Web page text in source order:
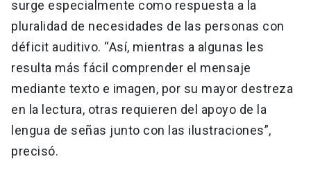
surge especialmente como respuesta a la
pluralidad de necesidades de las personas con
déficit auditivo. “Así, mientras a algunas les
resulta más fácil comprender el mensaje
mediante texto e imagen, por su mayor destreza
en la lectura, otras requieren del apoyo de la
lengua de señas junto con las ilustraciones”,
precisó.